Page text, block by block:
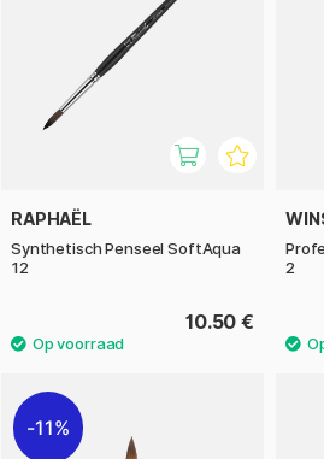
RAPHAËL
Synthetisch Penseel SoftAqua
12
10.50 €
2
11%